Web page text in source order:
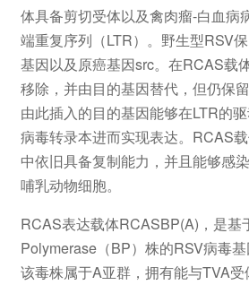
体具备剪切受体以及禽肉瘤-白血病
端重复序列（LTR）。野生型RSV
基因以及原癌基因src。在RCAS载
移除，并由目的基因替代，但仍保
由此插入的目的基因能够在LTR的
病毒转录本进而实现表达。RCAS
中依旧具备复制能力，并且能够感
哺乳动物细胞。
RCAS表达载体RCASBP(A)，是基
Polymerase（BP）株的RSV病毒基
该毒株属于A亚群，拥有能与TVA